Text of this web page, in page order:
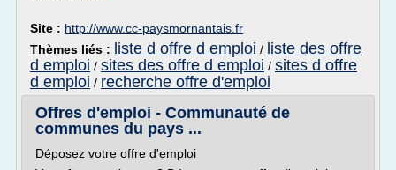
Site : http://www.cc-paysmornantais.fr
Thèmes liés :
liste d offre d emploi / liste des offre
d emploi / sites des offre d emploi / sites d offre
d emploi / recherche offre d'emploi
Offres d'emploi - Communauté de
communes du pays ...
Déposez votre offre d'emploi